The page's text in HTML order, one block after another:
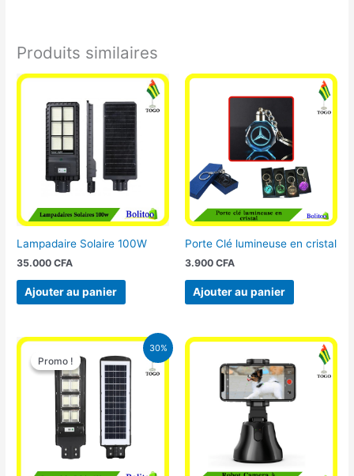
Produits similaires
Lampadaire Solaire 100W
35.000CFA
Ajouter au panier
Porte Clé lumineuse en cristal
3.900 CFA
Ajouter au panier
30%
Promo !
Promo !
Le
prix
initial
était :
50.000 CFA.
Le
prix
actuel
est :
35.000 CFA.